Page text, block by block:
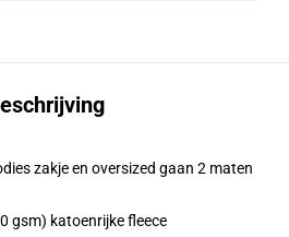
zakje en oversized gaan 2 maten
gsm) katoenrijke fleece